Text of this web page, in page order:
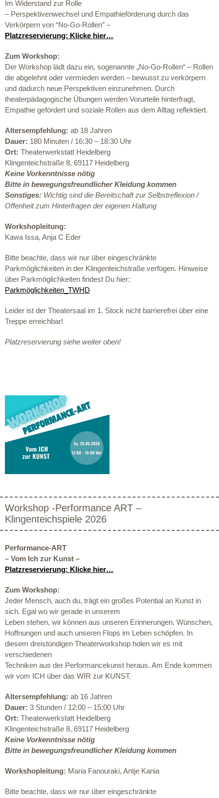
Im Widerstand zur Rolle
– Perspektivenwechsel und Empathieförderung durch das
Verkörpern von “No-Go-Rollen” –
Platzreservierung: Klicke hier…
Zum Workshop:
Der Workshop lädt dazu ein, sogenannte „No-Go-Rollen“ – Rollen
die abgelehnt oder vermieden werden – bewusst zu verkörpern
und dadurch neue Perspektiven einzunehmen. Durch
theaterpädagogische Übungen werden Vorurteile hinterfragt,
Empathie gefördert und soziale Rollen aus dem Alltag reflektiert.
Altersempfehlung: ab 18 Jahren
Dauer: 180 Minuten / 16:30 – 18:30 Uhr
Ort: Theaterwerkstatt Heidelberg
Klingenteichstraße 8, 69117 Heidelberg
Keine Vorkenntnisse nötig
Bitte in bewegungsfreundlicher Kleidung kommen
Sonstiges: Wichtig sind die Bereitschaft zur Selbstreflexion /
Offenheit zum Hinterfragen der eigenen Haltung
Workshopleitung:
Kawa Issa, Anja C Eder
Bitte beachte, dass wir nur über eingeschränkte
Parkmöglichkeiten in der Klingenteichstraße verfügen. Hinweise
über Parkmöglichkeiten findest Du hier:
Parkmöglichkeiten_TWHD
Leider ist der Theatersaal im 1. Stock nicht barrierefrei über eine
Treppe erreichbar!
Platzreservierung siehe weiter oben!
Workshop -Performance ART –
Klingenteichspiele 2026
Performance-ART
– Vom Ich zur Kunst –
Platzreservierung: Klicke hier…
Zum Workshop:
Jeder Mensch, auch du, trägt ein großes Potential an Kunst in
sich. Egal wo wir gerade in unserem
Leben stehen, wir können aus unseren Erinnerungen, Wünschen,
Hoffnungen und auch unseren Flops im Leben schöpfen. In
diesem dreistündigen Theaterworkshop holen wir es mit
verschiedenen
Techniken aus der Performancekunst heraus. Am Ende kommen
wir vom ICH über das WIR zur KUNST.
Altersempfehlung: ab 16 Jahren
Dauer: 3 Stunden / 12:00 – 15:00 Uhr
Ort: Theaterwerkstatt Heidelberg
Klingenteichstraße 8, 69117 Heidelberg
Keine Vorkenntnisse nötig
Bitte in bewegungsfreundlicher Kleidung kommen
Workshopleitung: Maria Fanouraki, Antje Kania
Bitte beachte, dass wir nur über eingeschränkte